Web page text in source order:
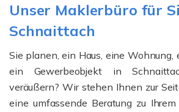
Unser Maklerbüro für
Schnaittach
Sie planen, ein Haus, eine Wohnung,
ein Gewerbeobjekt in
veräußern? Wir stehen Ihnen zur
eine umfassende Beratung zu Ihrem